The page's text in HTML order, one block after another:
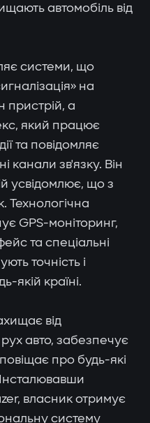
автомобіль від
системи, що
на
пристрій, а
який працює
та повідомляє
канали зв'язку. Він
усвідомлює, що з
Технологічна
GPS-моніторинг,
та спеціальні
точність і
якій країні.
від
авто, забезпечує
про будь-які
власник отримує
систему